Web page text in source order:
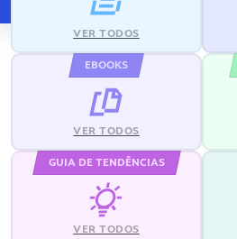
VER TODOS
EBOOKS
VER TODOS
GUIA DE TENDÊNCIAS
VER TODOS